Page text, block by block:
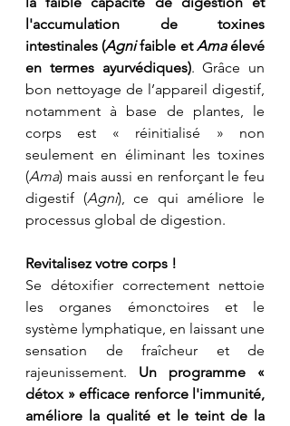
l'accumulation de toxines
intestinales (Agni faible et Ama élevé
en termes ayurvédiques). Grâce un
bon nettoyage de l’appareil digestif,
notamment à base de plantes, le
corps est « réinitialisé » non
seulement en éliminant les toxines
(Ama) mais aussi en renforçant le feu
digestif (Agni), ce qui améliore le
processus global de digestion.
Revitalisez votre corps !
Se détoxifier correctement nettoie
les organes émonctoires et le
système lymphatique, en laissant une
sensation de fraîcheur et de
rajeunissement. Un programme «
détox » efficace renforce l'immunité,
améliore la qualité et le teint de la